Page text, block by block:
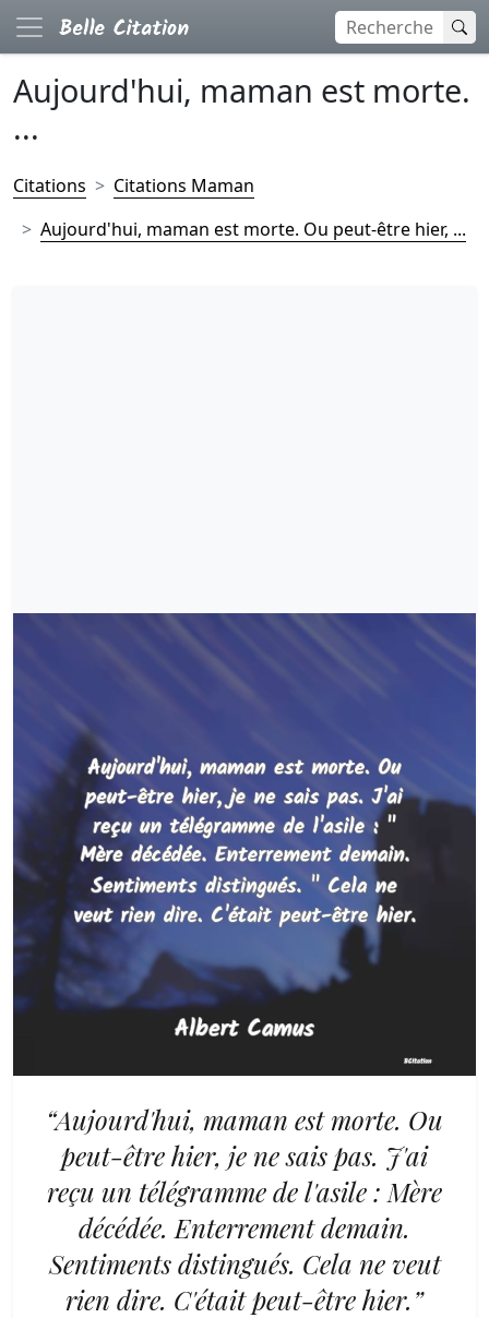
Aujourd'hui, maman est morte.
...
Citations
Citations Maman
Aujourd'hui, maman est morte. Ou peut-être hier, ...
“Aujourd'hui, maman est morte. Ou
peut-être hier, je ne sais pas. J'ai
reçu un télégramme de l'asile : Mère
décédée. Enterrement demain.
Sentiments distingués. Cela ne veut
rien dire. C'était peut-être hier.”